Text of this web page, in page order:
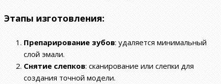
Этапы изготовления:
Препарирование зубов: удаляется минимальный
слой эмали.
Снятие слепков: сканирование или слепки для
создания точной модели.